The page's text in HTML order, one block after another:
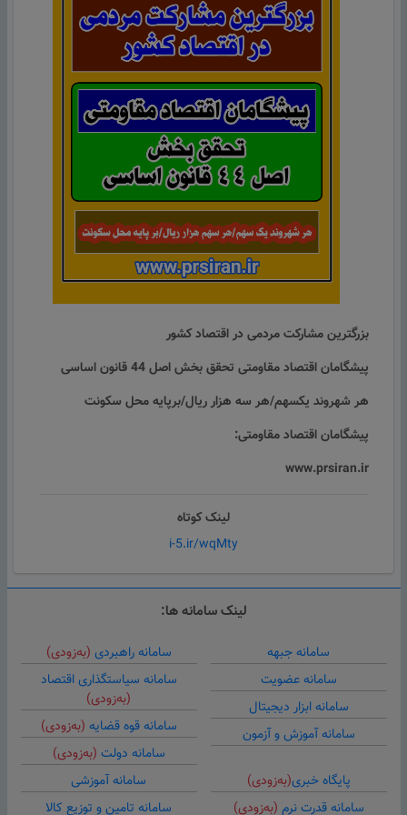
بزرگترین مشارکت مردمی در اقتصاد کشور
پیشگامان اقتصاد مقاومتی تحقق بخش اصل 44 قانون اساسی
هر شهروند یکسهم/هر سه هزار ریال/برپایه محل سکونت
پیشگامان اقتصاد مقاومتی:
www.prsiran.ir
لینک کوتاه
i-5.ir/wqMty
لینک سامانه ها:
سامانه جبهه
سامانه عضویت
سامانه ابزار دیجیتال
سامانه آموزش و آزمون
سامانه راهبردی (به‌زودی)
سامانه سیاستگذاری اقتصاد
(به‌زودی)
سامانه قوه قضایه (به‌زودی)
سامانه دولت (به‌زودی)
پایگاه خبری(به‌زودی)
سامانه قدرت نرم (به‌زودی)
سامانه آموزشی
سامانه تامین و توزیع کالا